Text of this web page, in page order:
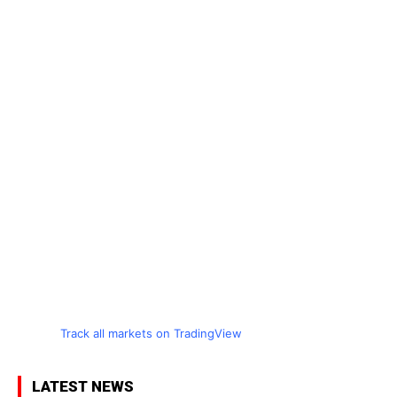
Track all markets on TradingView
LATEST NEWS